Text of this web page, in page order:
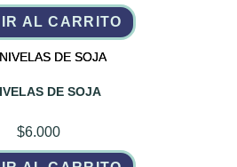
AL CARRITO
DE SOJA
$6.000